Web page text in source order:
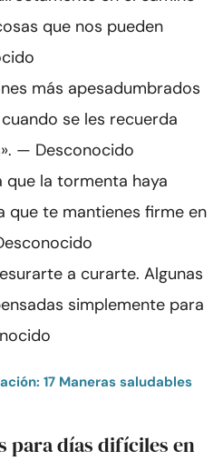
que nos pueden
más apesadumbrados
se les recuerda
— Desconocido
que la tormenta haya
que te mantienes firme en
a curarte. Algunas
simplemente para
17 Maneras saludables
para días difíciles en